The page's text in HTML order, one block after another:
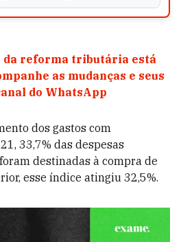
da reforma tributária está
as mudanças e seus
do WhatsApp
dos gastos com
33,7% das despesas
destinadas à compra de
esse índice atingiu 32,5%.